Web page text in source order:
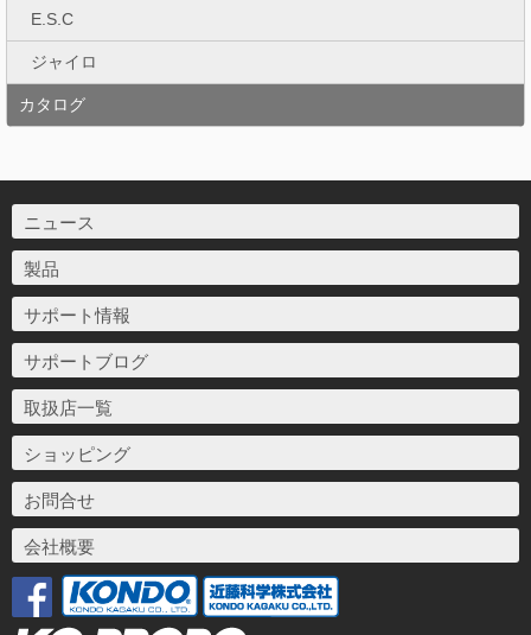
E.S.C
ジャイロ
カタログ
ニュース
製品
サポート情報
サポートブログ
取扱店一覧
ショッピング
お問合せ
会社概要